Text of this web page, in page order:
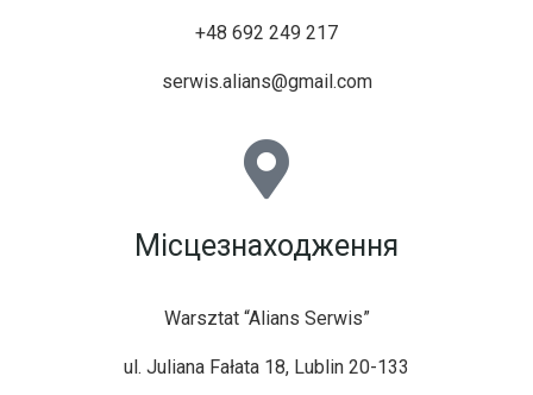
+48 692 249 217
serwis.alians@gmail.com
Місцезнаходження
Warsztat “Alians Serwis”
ul. Juliana Fałata 18, Lublin 20-133